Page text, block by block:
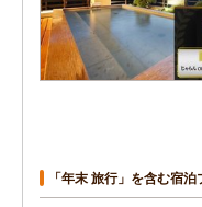
「年末 旅行」を含む宿泊